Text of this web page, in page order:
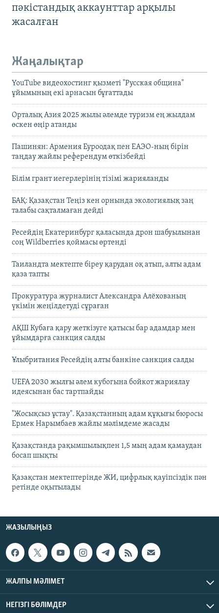
пәкістандық аккаунттар арқылы
жасалған
Жаңалықтар
YouTube видеохостинг қызметі "Русская община"
ұйымының екі арнасын бұғаттады
Орталық Азия 2025 жылы әлемде туризм ең жылдам
өскен өңір атанды
Пашинян: Армения Еуроодақ пен ЕАЭО-ның бірін
таңдау жайлы референдум өткізбейді
Білім грант иегерлерінің тізімі жарияланды
БАҚ: Қазақстан Теңіз кен орнында экологиялық заң
талабы сақталмаған дейді
Ресейдің Екатеринбург қаласында дрон шабуылынан
соң Wildberries қоймасы өртенді
Таиландта мектепте біреу қарудан оқ атып, алты адам
қаза тапты
Прокуратура журналист Александра Алёхованың
үкімін жеңілдетуді сұраған
АҚШ Кубаға қару жеткізуге қатысы бар адамдар мен
ұйымдарға санкция салды
Ұлыбритания Ресейдің алты банкіне санкция салды
UEFA 2030 жылғы әлем кубогына бойкот жариялау
идеясынан бас тартпайды
"Жосықсыз ұстау". Қазақстанның адам құқығы бюросы
Ермек Нарымбаев жайлы мәлімдеме жасады
Қазақстанда рақымшылықпен 1,5 мың адам қамаудан
босап шықты
Қазақстан мектептерінде ЖИ, цифрлық қауіпсіздік пән
ретінде оқытылады
ЖАЗЫЛЫҢЫЗ
ЖАЛПЫ МӘЛІМЕТ
НЕГІЗГІ БӨЛІМДЕР